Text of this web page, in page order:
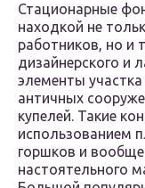
Стационарные
находкой не
работников, но и
дизайнерского и
элементы
античных
купелей. Такие
использованием
горшков и
настоятельного